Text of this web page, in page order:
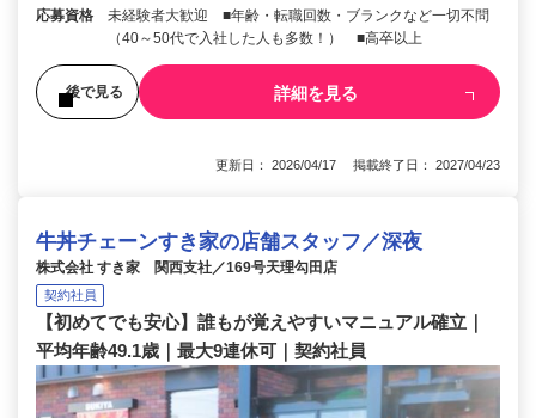
応募資格
未経験者大歓迎 ■年齢・転職回数・ブランクなど一切不問
（40～50代で入社した人も多数！） ■高卒以上
後で見る 詳細を見る
更新日： 2026/04/17 掲載終了日： 2027/04/23
牛丼チェーンすき家の店舗スタッフ／深夜
株式会社 すき家 関西支社／169号天理勾田店
契約社員
【初めてでも安心】誰もが覚えやすいマニュアル確立｜
平均年齢49.1歳｜最大9連休可｜契約社員